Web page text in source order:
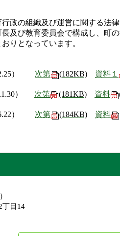
政の組織及び運営に関する法
及び教育委員会で構成し、町
りとなっています。
） 次第 (182KB) 資料１
） 次第 (181KB) 資料
） 次第 (184KB) 資料
目14